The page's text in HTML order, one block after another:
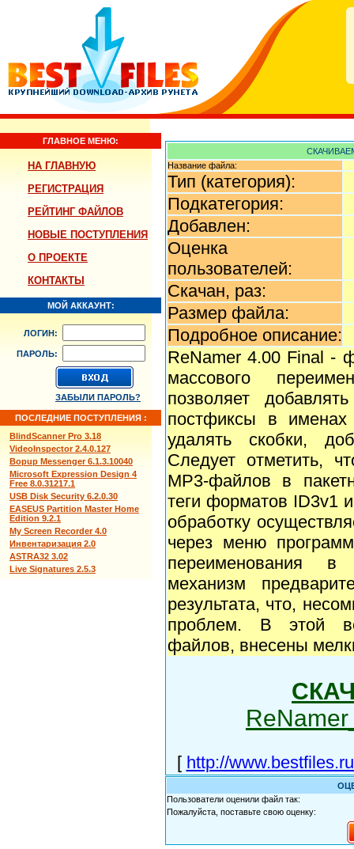
ГЛАВНОЕ МЕНЮ:
НА ГЛАВНУЮ
РЕГИСТРАЦИЯ
РЕЙТИНГ ФАЙЛОВ
НОВЫЕ ПОСТУПЛЕНИЯ
О ПРОЕКТЕ
КОНТАКТЫ
МОЙ АККАУНТ:
ЛОГИН:
ПАРОЛЬ:
ЗАБЫЛИ ПАРОЛЬ?
ПОСЛЕДНИЕ ПОСТУПЛЕНИЯ :
BlindScanner Pro 3.18
VideoInspector 2.4.0.127
Bopup Messenger 6.1.3.10040
Microsoft Expression Design 4
Free 8.0.31217.1
USB Disk Security 6.2.0.30
EASEUS Partition Master Home
Edition 9.2.1
My Screen Recorder 4.0
Инвентаризация 2.0
ASTRA32 3.02
Live Signatures 2.5.3
Название файла:
Тип (категория):
Подкатегория:
Добавлен:
Оценка
пользователей:
Скачан, раз:
Размер файла:
Подробное описание:
ReNamer 4.00 Final -
массового
позволяет
постфиксы в
удалять скобки,
Следует отметить,
MP3-файлов в
теги форматов ID3v1
обработку
через меню
переименования в
механизм
результата, что,
проблем. В этой
файлов, внесены
[ http://
Пользователи оценили файл так:
Пожалуйста, поставьте свою оценку: